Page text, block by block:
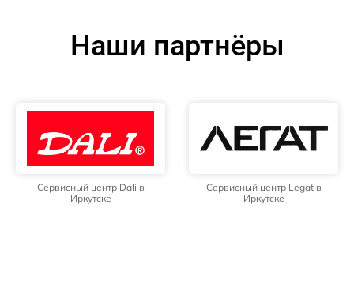
Наши партнёры
Сервисный центр Dali в
Иркутске
Сервисный центр Legat в
Иркутске